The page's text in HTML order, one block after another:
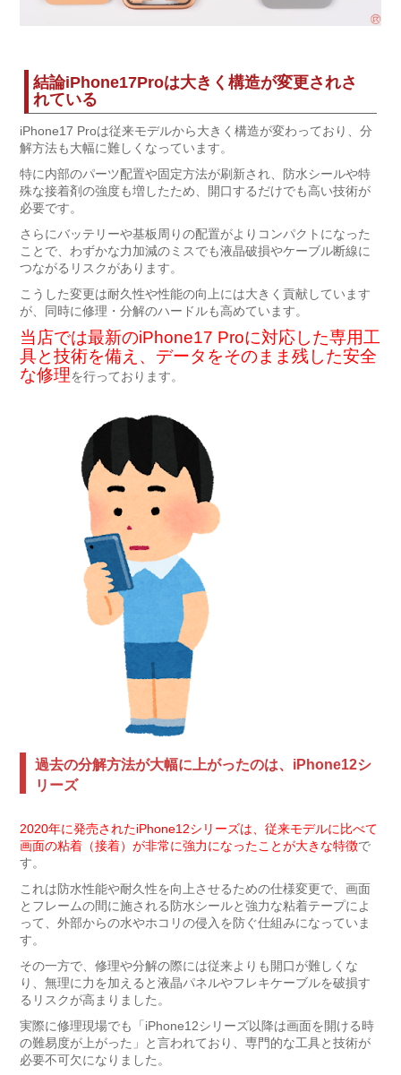
結論iPhone17Proは大きく構造が変更されさ
れている
iPhone17 Proは従来モデルから大きく構造が変わっており、分
解方法も大幅に難しくなっています。
特に内部のパーツ配置や固定方法が刷新され、防水シールや特
殊な接着剤の強度も増したため、開口するだけでも高い技術が
必要です。
さらにバッテリーや基板周りの配置がよりコンパクトになった
ことで、わずかな力加減のミスでも液晶破損やケーブル断線に
つながるリスクがあります。
こうした変更は耐久性や性能の向上には大きく貢献しています
が、同時に修理・分解のハードルも高めています。
当店では最新のiPhone17 Proに対応した専用工
具と技術を備え、データをそのまま残した安全
な修理を行っております。
過去の分解方法が大幅に上がったのは、iPhone12シ
リーズ
2020年に発売されたiPhone12シリーズは、従来モデルに比べて
画面の粘着（接着）が非常に強力になったことが大きな特徴で
す。
これは防水性能や耐久性を向上させるための仕様変更で、画面
とフレームの間に施される防水シールと強力な粘着テープによ
って、外部からの水やホコリの侵入を防ぐ仕組みになっていま
す。
その一方で、修理や分解の際には従来よりも開口が難しくな
り、無理に力を加えると液晶パネルやフレキケーブルを破損す
るリスクが高まりました。
実際に修理現場でも「iPhone12シリーズ以降は画面を開ける時
の難易度が上がった」と言われており、専門的な工具と技術が
必要不可欠になりました。